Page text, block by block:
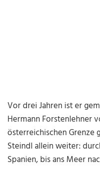
Vor drei Jahren ist er
Hermann Forstenlehner
österreichischen Grenze
Steindl allein weiter:
Spanien, bis ans Meer